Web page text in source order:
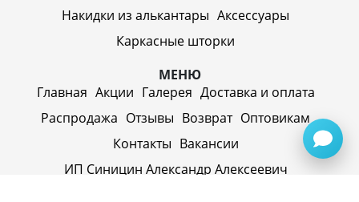
Накидки из алькантары Аксессуары
Каркасные шторки
МЕНЮ
Главная Акции Галерея Доставка и оплата
Распродажа Отзывы Возврат Оптовикам
Контакты Вакансии
ИП Синицин Александр Алексеевич